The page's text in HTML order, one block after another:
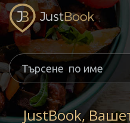
JustBook,